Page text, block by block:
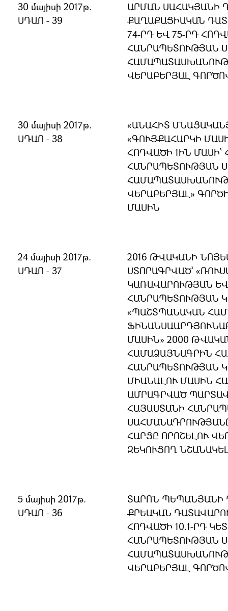
30 մայիսի 2017թ.
ՍԴԱՈ - 39
ԱՐՄԱՆ ՍԱՀԱԿՅԱՆԻ
ՔԱՂԱՔԱՑԻԱԿԱՆ
74-ՐԴ ԵՎ 75-ՐԴ
ՀԱՆՐԱՊԵՏՈՒԹՅԱՆ
ՎԵՐԱԲԵՐՅԱԼ
30 մայիսի 2017թ.
ՍԴԱՈ - 38
«ԱՆԱՀԻՏ
«ԳՈՒՅՔԱՀԱՐԿԻ
ՀՈԴՎԱԾԻ 1­ԻՆ ՄԱՍԻ՝
ՀԱՆՐԱՊԵՏՈՒԹՅԱՆ
ՎԵՐԱԲԵՐՅԱԼ»
ՄԱՍԻՆ
24 մայիսի 2017թ.
ՍԴԱՈ - 37
2016 ԹՎԱԿԱՆԻ
ՍՏՈՐԱԳՐՎԱԾ`
ԿԱՌԱՎԱՐՈՒԹՅԱՆ
ՀԱՆՐԱՊԵՏՈՒԹՅԱՆ
«ՊԱՇՏՊԱՆԱԿԱՆ
ՄԱՍԻՆ» 2000
ՀԱՄԱՁԱՅՆԱԳՐԻՆ
ՀԱՆՐԱՊԵՏՈՒԹՅԱՆ
ՄԻԱՆԱԼՈՒ ՄԱՍԻՆ
ԱՄՐԱԳՐՎԱԾ
ՀԱՅԱՍՏԱՆԻ
ՀԱՐՑԸ ՈՐՈՇԵԼՈՒ
ԶԵԿՈՒՑՈՂ
5 մայիսի 2017թ.
ՍԴԱՈ - 36
ՏԱՐՈՆ ՊԵՊԱՆՅԱՆԻ
ՔՐԵԱԿԱՆ
ՀՈԴՎԱԾԻ 10.1-ՐԴ
ՀԱՆՐԱՊԵՏՈՒԹՅԱՆ
ՎԵՐԱԲԵՐՅԱԼ